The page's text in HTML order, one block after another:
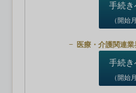
手続き
（開始
医療・介護関連
手続き
（開始